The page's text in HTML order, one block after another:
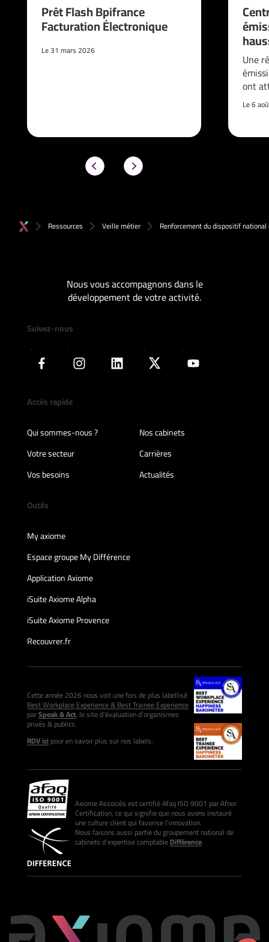
Prêt Flash Bpifrance
Facturation Électronique
Le 31 mars 2026
Une
ont
Le 6
Ressources Veille métier Renforcement du dispositif
Nous vous accompagnons dans le
développement de votre activité.
Suivez-nous
Accès rapide
Qui sommes-nous ?
Nos cabinets
Votre secteur
Carrières
Vos besoins
Actualités
Outils
My axiome
Espace groupe My Différence
Application Axiome
iSuite Axiome Alpha
iSuite Axiome Provence
Recouvrer.fr
Cette année 2026 nous voit une fois de plus labellisé
Best Workplace Experience & Best Trainee Experience
parSpeak & Act, le site d’évaluation d’organismes
privés & publics.
RDV icipour en savoir plus sur nos labels.
Axiome Associés est certifié Afaq ISO 9001 par Afnor
Certification, ce qui signifie que nous avons instauré
une culture client qui favorise l’innovation.
Nous faisons aussi partie du groupement national de
cabinets d’expertise comptableDifférence.